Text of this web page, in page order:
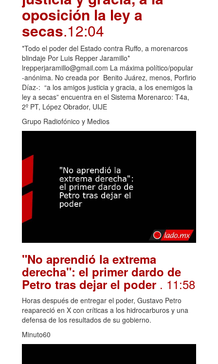
oposición la ley a
secas.12:04
*Todo el poder del Estado contra Ruffo, a morenarcos
blindaje Por Luis Repper Jaramillo*
lrepperjaramillo@gmail.com La máxima político/popular
-anónima. No creada por Benito Juárez, menos, Porfirio
Díaz-: “a los amigos justicia y gracia, a los enemigos la
ley a secas” encuentra en el Sistema Morenarco: T4a,
2º PT, López Obrador, UIJE
Grupo Radiofónico y Medios
"No aprendió la extrema
derecha": el primer dardo de
Petro tras dejar el poder . 11:58
Horas después de entregar el poder, Gustavo Petro
reapareció en X con críticas a los hidrocarburos y una
defensa de los resultados de su gobierno.
Minuto60